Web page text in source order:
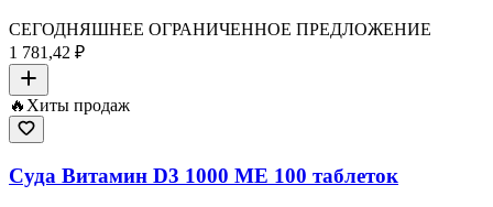
СЕГОДНЯШНЕЕ ОГРАНИЧЕННОЕ ПРЕДЛОЖЕНИЕ
1 781,42 ₽
🔥 Хиты продаж
Суда Витамин D3 1000 МЕ 100 таблеток